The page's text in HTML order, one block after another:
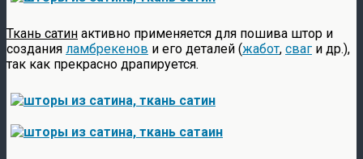
Ткань сатин активно применяется для пошива штор и
создания ламбрекенов и его деталей (жабот, сваг и др.),
так как прекрасно драпируется.